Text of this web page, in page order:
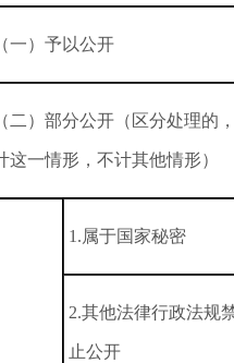
（一）予以公开
（二）部分公开（区分处理的
这一情形，不计其他情形）
1.属于国家秘密
2.其他法律行政法规
止公开